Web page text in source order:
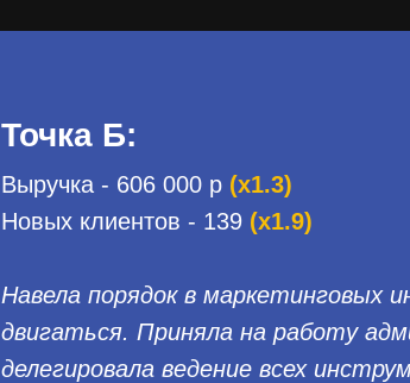
Точка Б:
Выручка - 606 000 р (x1.3)
Новых клиентов - 139 (x1.9)
Навела порядок в маркетинговых
двигаться. Приняла на работу
делегировала ведение всех